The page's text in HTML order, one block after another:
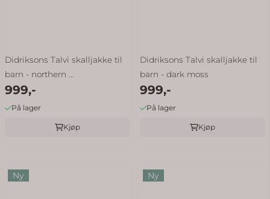
Didriksons Talvi skalljakke til
barn - northern ...
999,-
På lager
Kjøp
Didriksons Talvi skalljakke til
barn - dark moss
999,-
På lager
Kjøp
Ny Ny